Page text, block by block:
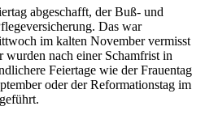
abgeschafft, der Buß- und
Das war
im kalten November vermisst
wurden nach einer Schamfrist in
Feiertage wie der Frauentag
oder der Reformationstag im